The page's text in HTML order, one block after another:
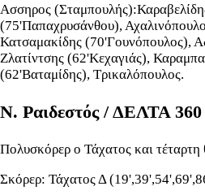
Ασσηρος
(75'Παπαχρυσάνθου),
Κατσαμακίδης (70'Γουνόπουλος),
Ζλατίντσης (62'Κεχαγιάς),
(62'Βαταμίδης), Τρικαλόπουλος.
Ν. Ραιδεστός / ΔΕΛΤΑ
Πολυσκόρερ ο Τάχατος και
Σκόρερ: Τάχατος Δ